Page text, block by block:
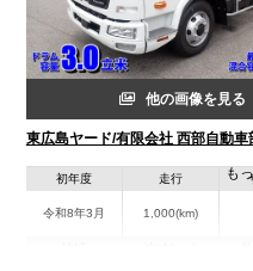
他の画像を見る
東広島ヤード/有限会社 西部自動車
初年度
令和8年3月
走行
1,000(km)
も